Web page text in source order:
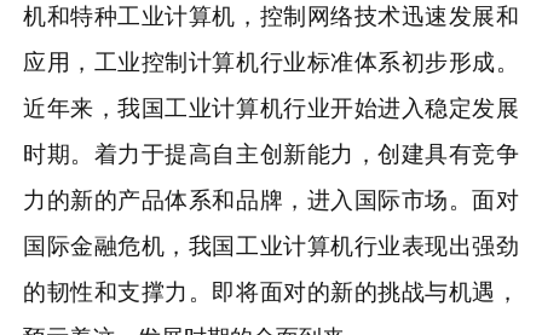
机和特种工业计算机，控制网络技术迅速发展和
应用，工业控制计算机行业标准体系初步形成。
近年来，我国工业计算机行业开始进入稳定发展
时期。着力于提高自主创新能力，创建具有竞争
力的新的产品体系和品牌，进入国际市场。面对
国际金融危机，我国工业计算机行业表现出强劲
的韧性和支撑力。即将面对的新的挑战与机遇，